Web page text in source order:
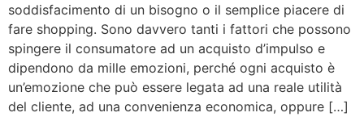
soddisfacimento di un bisogno o il semplice piacere di
fare shopping. Sono davvero tanti i fattori che possono
spingere il consumatore ad un acquisto d’impulso e
dipendono da mille emozioni, perché ogni acquisto è
un’emozione che può essere legata ad una reale utilità
del cliente, ad una convenienza economica, oppure […]